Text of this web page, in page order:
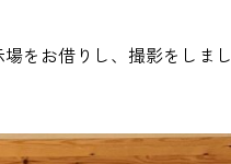
ゲ
シ
をお借りし、撮影をしまし